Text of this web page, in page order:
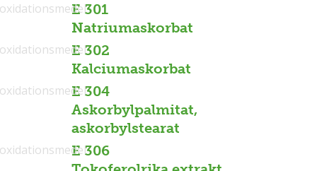
E 301
Natriumaskorbat
E 302
Kalciumaskorbat
E 304
Askorbylpalmitat,
askorbylstearat
E 306